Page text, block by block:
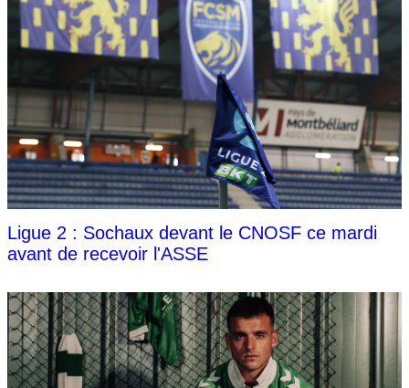
Ligue 2 : Sochaux devant le CNOSF ce mardi
avant de recevoir l'ASSE